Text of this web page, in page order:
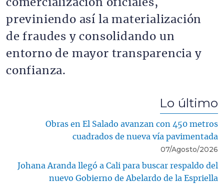
comercialización oficiales,
previniendo así la materialización
de fraudes y consolidando un
entorno de mayor transparencia y
confianza.
Lo último
Obras en El Salado avanzan con 450 metros
cuadrados de nueva vía pavimentada
07/Agosto/2026
Johana Aranda llegó a Cali para buscar respaldo del
nuevo Gobierno de Abelardo de la Espriella